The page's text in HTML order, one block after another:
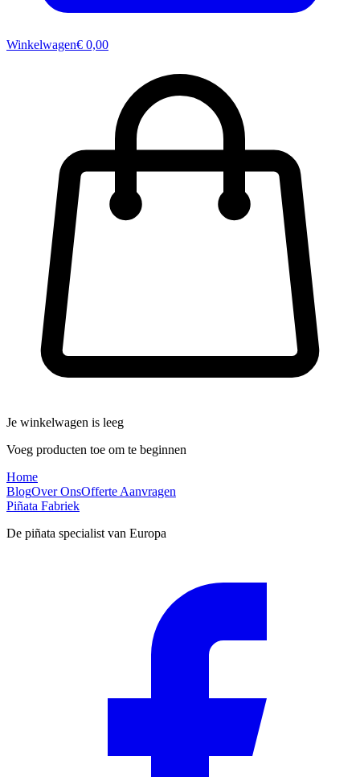
Winkelwagen€ 0,00
Je winkelwagen is leeg
Voeg producten toe om te beginnen
Home
BlogOver OnsOfferte Aanvragen
Piñata Fabriek
De piñata specialist van Europa